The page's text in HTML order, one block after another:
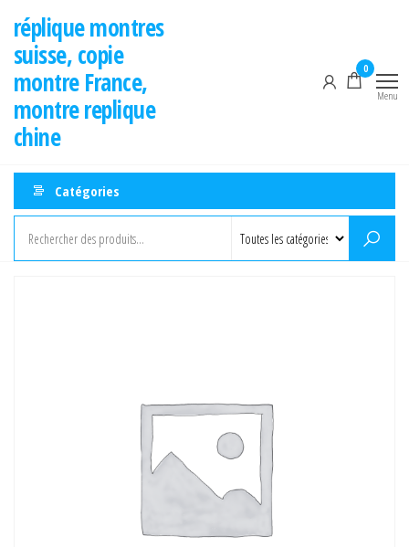
contenu
réplique montres
suisse, copie
montre France,
montre replique
chine
0
Menu
Catégories